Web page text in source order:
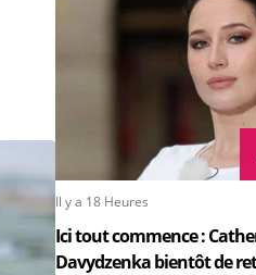
Il y a 18 Heures
Ici tout commence :
Davydzenka bientôt de